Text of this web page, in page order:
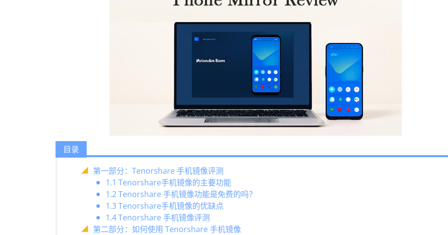
目录
第一部分：Tenorshare 手机镜像评测
1.1 Tenorshare手机镜像的主要功能
1.2 Tenorshare 手机镜像功能是免费的吗？
1.3 Tenorshare手机镜像的优缺点
1.4 Tenorshare 手机镜像评测
第二部分：如何使用 Tenorshare 手机镜像